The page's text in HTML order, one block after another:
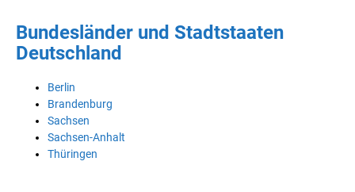
Bundesländer und Stadtstaaten
Deutschland
Berlin
Brandenburg
Sachsen
Sachsen-Anhalt
Thüringen